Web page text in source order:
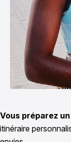
Vous préparez
itinéraire